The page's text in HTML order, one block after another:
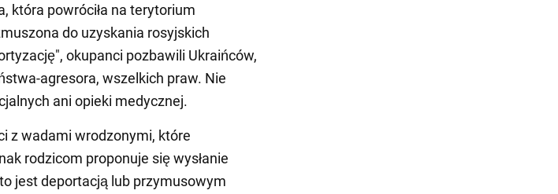
która powróciła na terytorium
do uzyskania rosyjskich
okupanci pozbawili Ukraińców,
agresora, wszelkich praw. Nie
ani opieki medycznej.
z wadami wrodzonymi, które
rodzicom proponuje się wysłanie
jest deportacją lub przymusowym